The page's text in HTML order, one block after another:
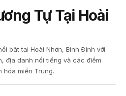
Tự Tại Hoài
bật tại Hoài Nhơn, Bình Định với
địa danh nổi tiếng và các điểm
hóa miền Trung.